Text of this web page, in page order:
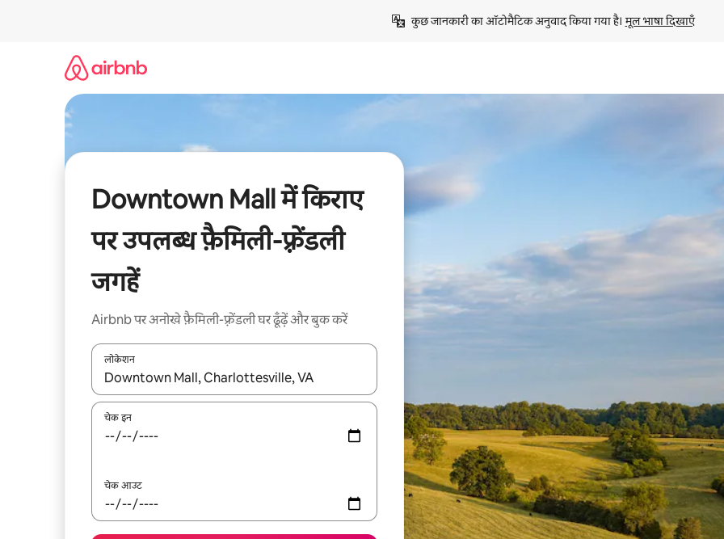
कुछ जानकारी का ऑटोमैटिक अनुवाद किया गया है। मूल भाषा दिखाएँ
Downtown Mall में किराए
पर उपलब्ध फ़ैमिली-फ़्रेंडली
जगहें
Airbnb पर अनोखे फ़ैमिली-फ़्रेंडली घर ढूँढ़ें और बुक करें
लोकेशन
नतीजों के उपलब्ध होने पर, अप और डाउन 'ऐरो की' का इस्तेमाल करके नेविगेट करें या टच या फिर स्वाइप जेस्चर का इस्तेमाल करके एक्सप्लोर करें।
चेक इन
चेक आउट